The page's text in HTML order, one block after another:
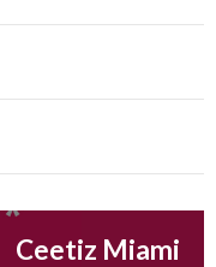
Ceetiz Miami